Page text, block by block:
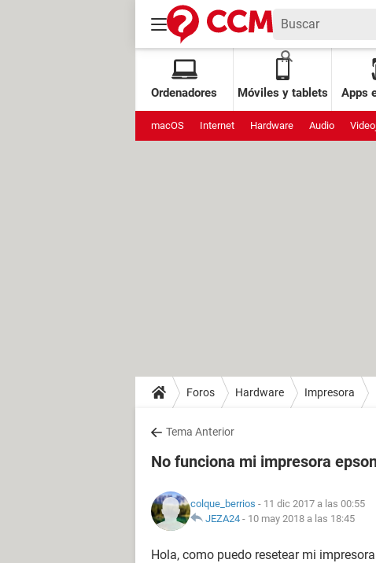
Ordenadores Móviles y tablets Apps
macOS Internet Hardware Audio
Foros Hardware Impresora
Tema Anterior
No funciona mi impresora
colque_berrios - 11 dic 2017 a las 00:55
JEZA24 - 10 may 2018 a las 18:45
Hola, como puedo resetear mi